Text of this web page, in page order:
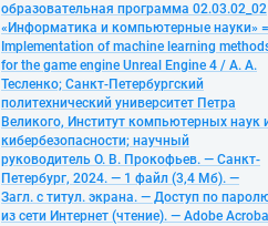
образовательная программа 02.03.02_02
«Информатика и компьютерные науки» =
Implementation of machine learning
for the game engine Unreal Engine 4 / А. А.
Тесленко; Санкт-Петербургский
политехнический университет Петра
Великого, Институт компьютерных наук
кибербезопасности; научный
руководитель О. В. Прокофьев. — Санкт-
Петербург, 2024. — 1 файл (3,4 Мб). —
Загл. с титул. экрана. — Доступ по
из сети Интернет (чтение). — Adobe